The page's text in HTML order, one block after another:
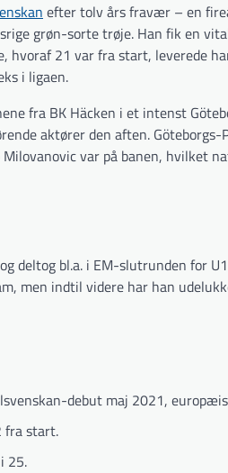
efter tolv års fravær – en
grøn-sorte trøje. Han fik en
21 var fra start, leverede
i ligaen.
fra BK Häcken i et intenst
aktører den aften.
var på banen, hvilket
deltog bl.a. i EM-slutrunden for
men indtil videre har han
debut maj 2021,
fra start.
25.